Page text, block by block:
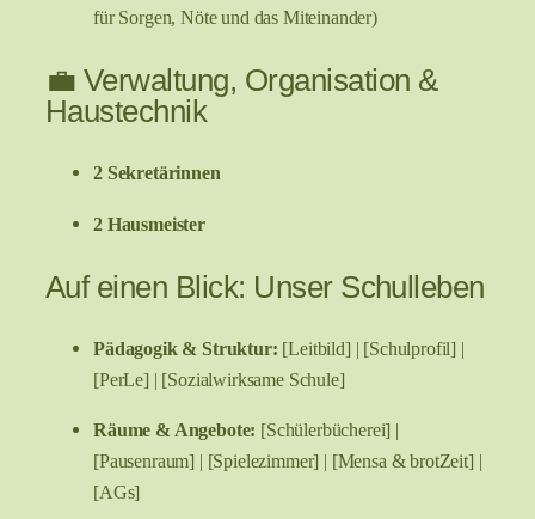
für Sorgen, Nöte und das Miteinander)
💼 Verwaltung, Organisation &
Haustechnik
2 Sekretärinnen
2 Hausmeister
Auf einen Blick: Unser Schulleben
Pädagogik & Struktur: [Leitbild] | [Schulprofil] |
[PerLe] | [Sozialwirksame Schule]
Räume & Angebote: [Schülerbücherei] |
[Pausenraum] | [Spielezimmer] | [Mensa & brotZeit] |
[AGs]